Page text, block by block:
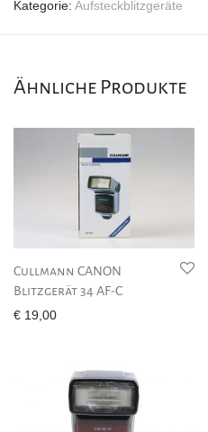
Kategorie: Aufsteckblitzgeräte
Ähnliche Produkte
Cullmann CANON
Blitzgerät 34 AF-C
€ 19,00